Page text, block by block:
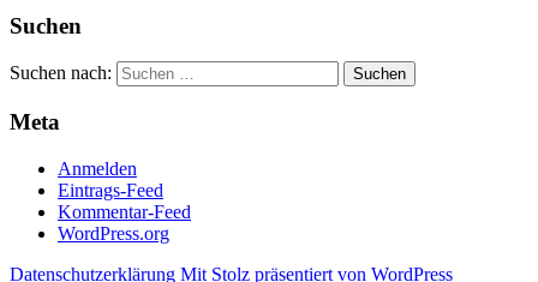
Suchen
Suchen nach:
Meta
Anmelden
Eintrags-Feed
Kommentar-Feed
WordPress.org
Datenschutzerklärung Mit Stolz präsentiert von WordPress